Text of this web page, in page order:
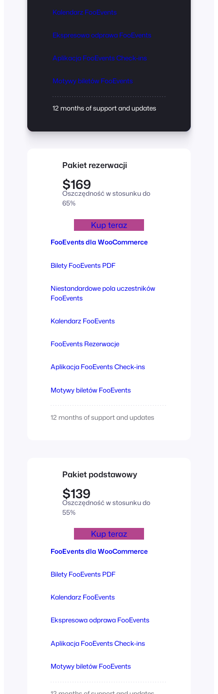
Kalendarz FooEvents
Ekspresowa odprawa FooEvents
Aplikacja FooEvents Check-ins
Motywy biletów FooEvents
12 months of support and updates
Pakiet rezerwacji
$169
Oszczędność w stosunku do
65%
Kup teraz
FooEvents dla WooCommerce
Bilety FooEvents PDF
Niestandardowe pola uczestników
FooEvents
Kalendarz FooEvents
FooEvents Rezerwacje
Aplikacja FooEvents Check-ins
Motywy biletów FooEvents
12 months of support and updates
Pakiet podstawowy
$139
Oszczędność w stosunku do
55%
Kup teraz
FooEvents dla WooCommerce
Bilety FooEvents PDF
Kalendarz FooEvents
Ekspresowa odprawa FooEvents
Aplikacja FooEvents Check-ins
Motywy biletów FooEvents